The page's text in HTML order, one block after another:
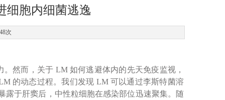
细胞内细菌逃逸
次
然而，关于 LM 如何逃避体内的先天免疫监视，
的动态过程。我们发现 LM 可以通过李斯特菌溶
露于肝窦后，中性粒细胞在感染部位迅速聚集。随